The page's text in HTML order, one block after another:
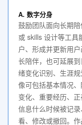
A. 数字分身
鼓励团队面向长期
或 skills 设计等工具
户、形成并更新用
长陪伴，也可延展
绪变化识别、生涯
像可包括基本情况
变化、重要经历、
信息什么时候被记
看、修改或撤回。